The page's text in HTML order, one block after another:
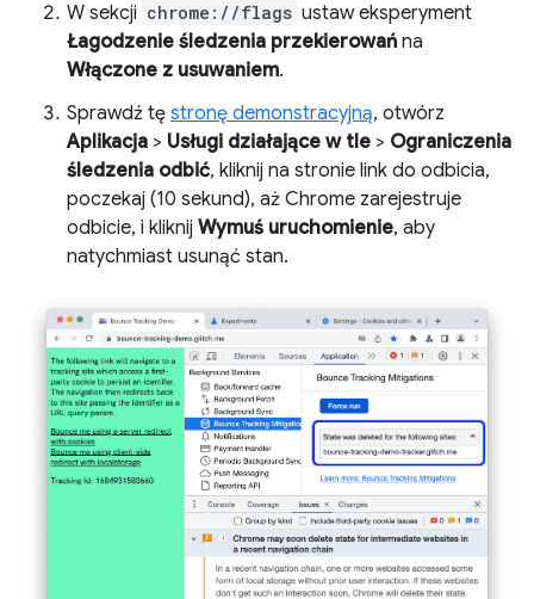
W sekcji chrome://flags ustaw eksperyment
Łagodzenie śledzenia przekierowań na
Włączone z usuwaniem.
Sprawdź tę stronę demonstracyjną, otwórz
Aplikacja > Usługi działające w tle > Ograniczenia
śledzenia odbić, kliknij na stronie link do odbicia,
poczekaj (10 sekund), aż Chrome zarejestruje
odbicie, i kliknij Wymuś uruchomienie, aby
natychmiast usunąć stan.